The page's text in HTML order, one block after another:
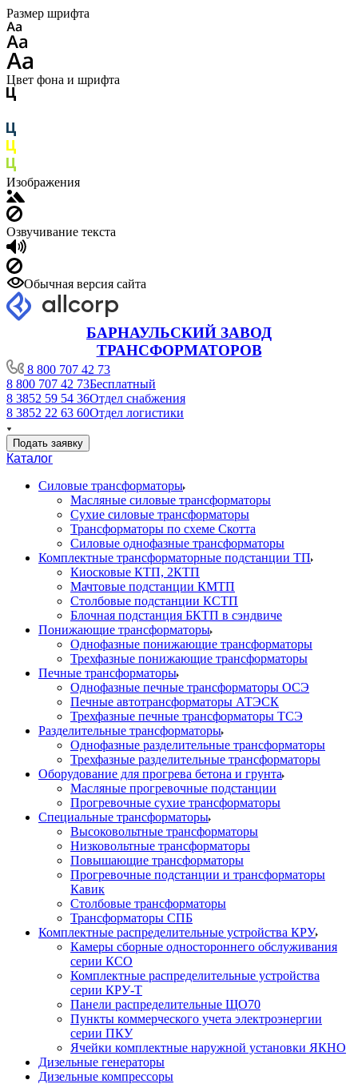
Размер шрифта
Цвет фона и шрифта
Изображения
Озвучивание текста
Обычная версия сайта
БАРНАУЛЬСКИЙ ЗАВОД
ТРАНСФОРМАТОРОВ
8 800 707 42 73
8 800 707 42 73Бесплатный
8 3852 59 54 36Отдел снабжения
8 3852 22 63 60Отдел логистики
Подать заявку
Каталог
Силовые трансформаторы
Масляные силовые трансформаторы
Сухие силовые трансформаторы
Трансформаторы по схеме Скотта
Силовые однофазные трансформаторы
Комплектные трансформаторные подстанции ТП
Киосковые КТП, 2КТП
Мачтовые подстанции КМТП
Столбовые подстанции КСТП
Блочная подстанция БКТП в сэндвиче
Понижающие трансформаторы
Однофазные понижающие трансформаторы
Трехфазные понижающие трансформаторы
Печные трансформаторы
Однофазные печные трансформаторы ОСЭ
Печные автотрансформаторы АТЭСК
Трехфазные печные трансформаторы ТСЭ
Разделительные трансформаторы
Однофазные разделительные трансформаторы
Трехфазные разделительные трансформаторы
Оборудование для прогрева бетона и грунта
Масляные прогревочные подстанции
Прогревочные сухие трансформаторы
Специальные трансформаторы
Высоковольтные трансформаторы
Низковольтные трансформаторы
Повышающие трансформаторы
Прогревочные подстанции и трансформаторы
Кавик
Столбовые трансформаторы
Трансформаторы СПБ
Комплектные распределительные устройства КРУ
Камеры сборные одностороннего обслуживания
серии КСО
Комплектные распределительные устройства
серии КРУ-Т
Панели распределительные ЩО70
Пункты коммерческого учета электроэнергии
серии ПКУ
Ячейки комплектные наружной установки ЯКНО
Дизельные генераторы
Дизельные компрессоры